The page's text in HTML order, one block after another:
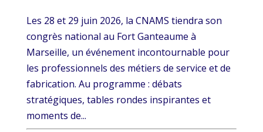
Les 28 et 29 juin 2026, la CNAMS tiendra son
congrès national au Fort Ganteaume à
Marseille, un événement incontournable pour
les professionnels des métiers de service et de
fabrication. Au programme : débats
stratégiques, tables rondes inspirantes et
moments de...